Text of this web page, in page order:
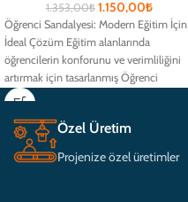
1.353,00₺ 1.150,00₺
Öğrenci Sandalyesi: Modern Eğitim İçin
İdeal Çözüm Eğitim alanlarında
öğrencilerin konforunu ve verimliliğini
artırmak için tasarlanmış Öğrenci
Sandalyesi, ergonomik yapısıyla
Özel Üretim
Projenize özel üretimler